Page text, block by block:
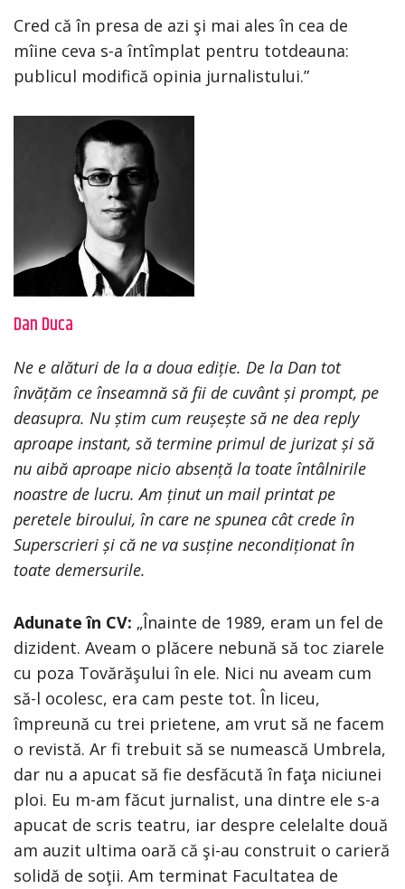
Cred că în presa de azi şi mai ales în cea de
mîine ceva s-a întîmplat pentru totdeauna:
publicul modifică opinia jurnalistului.”
Dan Duca
Ne e alături de la a doua ediție. De la Dan tot
învățăm ce înseamnă să fii de cuvânt și prompt, pe
deasupra. Nu știm cum reușește să ne dea reply
aproape instant, să termine primul de jurizat și să
nu aibă aproape nicio absență la toate întâlnirile
noastre de lucru. Am ținut un mail printat pe
peretele biroului, în care ne spunea cât crede în
Superscrieri și că ne va susține necondiționat în
toate demersurile.
Adunate în CV: „Înainte de 1989, eram un fel de
dizident. Aveam o plăcere nebună să toc ziarele
cu poza Tovărăşului în ele. Nici nu aveam cum
să-l ocolesc, era cam peste tot. În liceu,
împreună cu trei prietene, am vrut să ne facem
o revistă. Ar fi trebuit să se numească Umbrela,
dar nu a apucat să fie desfăcută în faţa niciunei
ploi. Eu m-am făcut jurnalist, una dintre ele s-a
apucat de scris teatru, iar despre celelalte două
am auzit ultima oară că şi-au construit o carieră
solidă de soţii. Am terminat Facultatea de